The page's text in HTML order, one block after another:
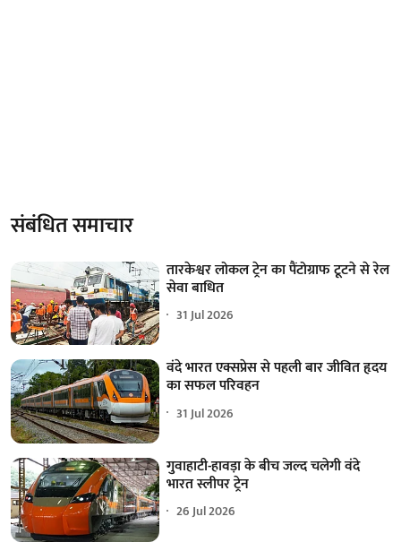
संबंधित समाचार
तारकेश्वर लोकल ट्रेन का पैंटोग्राफ टूटने से रेल
सेवा बाधित
31 Jul 2026
वंदे भारत एक्सप्रेस से पहली बार जीवित हृदय
का सफल परिवहन
31 Jul 2026
गुवाहाटी-हावड़ा के बीच जल्द चलेगी वंदे
भारत स्लीपर ट्रेन
26 Jul 2026